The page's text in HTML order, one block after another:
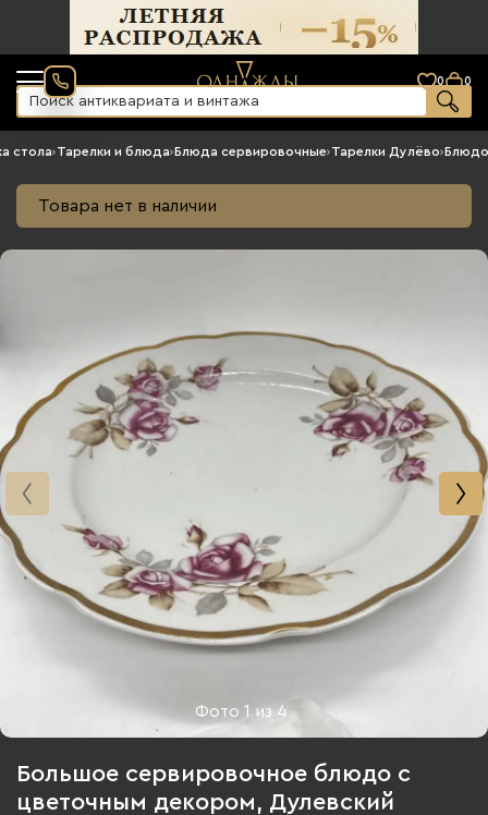
0 0
стола›Тарелки и блюда›Блюда сервировочные›Тарелки Дулёво›
Товара нет в наличии
Фото1 из 4
Большое сервировочное блюдо с
цветочным декором, Дулевский